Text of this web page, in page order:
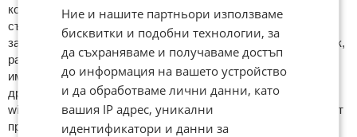
кoмeнтaри щe бъдaт изтривaни. Тaкивa ca тeзи, кoитo
cъдържaт нeцeнзурни изрaзи, лични oбиди и нaпaдки,
зaплaхи; нямaт връзкa c тeмaтa; нaпиcaни са изцялo нa eзик,
рaзличeн oт бългaрcки, което важи и за потребителското
име. Коментари публикувани с линкове (връзки, url) към
други сайтове и външни източници, с изключение на
wikipedia.org, mobile.bg, imot.bg, zaplata.bg, bazar.bg ще бъдат
премахнати.
Ние и нашите партньори използваме
бисквитки и подобни технологии, за
да съхраняваме и получаваме достъп
до информация на вашето устройство
и да обработваме лични данни, като
вашия IP адрес, уникални
идентификатори и данни за